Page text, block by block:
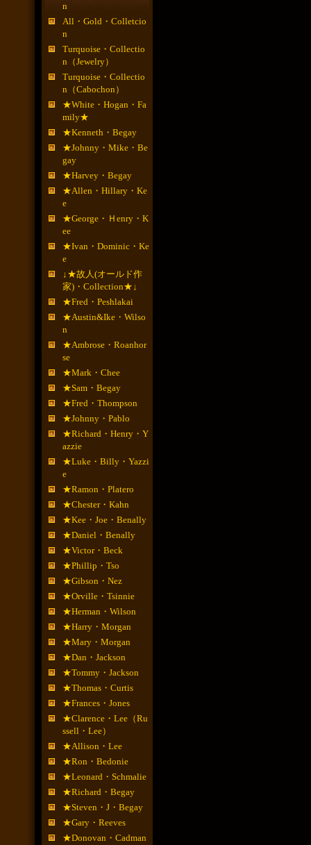
n
All・Gold・Colletcio
n
Turquoise・Collectio
n（Jewelry）
Turquoise・Collectio
n（Cabochon）
★White・Hogan・Fa
mily★
★Kenneth・Begay
★Johnny・Mike・Be
gay
★Harvey・Begay
★Allen・Hillary・Ke
e
★George・Ｈenry・K
ee
★Ivan・Dominic・Ke
e
↓★故人(オールド作
家)・Collection★↓
★Fred・Peshlakai
★Austin&Ike・Wilso
n
★Ambrose・Roanhor
se
★Mark・Chee
★Sam・Begay
★Fred・Thompson
★Johnny・Pablo
★Richard・Henry・Y
azzie
★Luke・Billy・Yazzi
e
★Ramon・Platero
★Chester・Kahn
★Kee・Joe・Benally
★Daniel・Benally
★Victor・Beck
★Phillip・Tso
★Gibson・Nez
★Orville・Tsinnie
★Herman・Wilson
★Harry・Morgan
★Mary・Morgan
★Dan・Jackson
★Tommy・Jackson
★Thomas・Curtis
★Frances・Jones
★Clarence・Lee（Ru
ssell・Lee）
★Allison・Lee
★Ron・Bedonie
★Leonard・Schmalie
★Richard・Begay
★Steven・J・Begay
★Gary・Reeves
★Donovan・Cadman